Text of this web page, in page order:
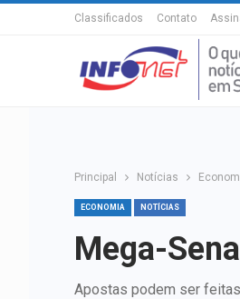
Classificados Contato
Principal Notícias
ECONOMIA NOTÍCIAS
Mega-
Apostas podem ser